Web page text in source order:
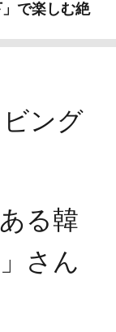
」で楽しむ絶
ング
る韓
さん